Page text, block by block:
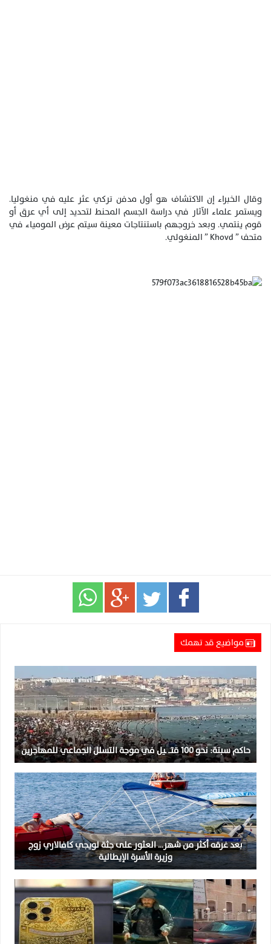
وقال الخبراء إن الاكتشاف هو أول مدفن تركي عثر عليه في منغوليا.
ويستمر علماء الآثار في دراسة الجسم المحنط لتحديد إلى أي عرق أو
قوم ينتمي. وبعد خروجهم باستنتاجات معينة سيتم عرض المومياء في
متحف ” Khovd ” المنغولي.
مواضيع قد تهمك
حاكم سبتة: نحو 100 قتــ ـيل في موجة التسلل الجماعي للمهاجرين
بعد غرقه أكثر من شهر… العثور على جثة لويجي كافالاري زوج
وزيرة الأسرة الإيطالية